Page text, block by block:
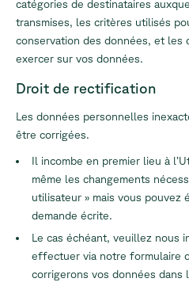
catégories de destinataires
transmises, les critères utilisés
conservation des données, et les
exercer sur vos données.
Droit de rectification
Les données personnelles
être corrigées.
Il incombe en premier lieu à
même les changements
utilisateur » mais vous pouvez
demande écrite.
Le cas échéant, veuillez nous
effectuer via notre formulaire
corrigerons vos données dans